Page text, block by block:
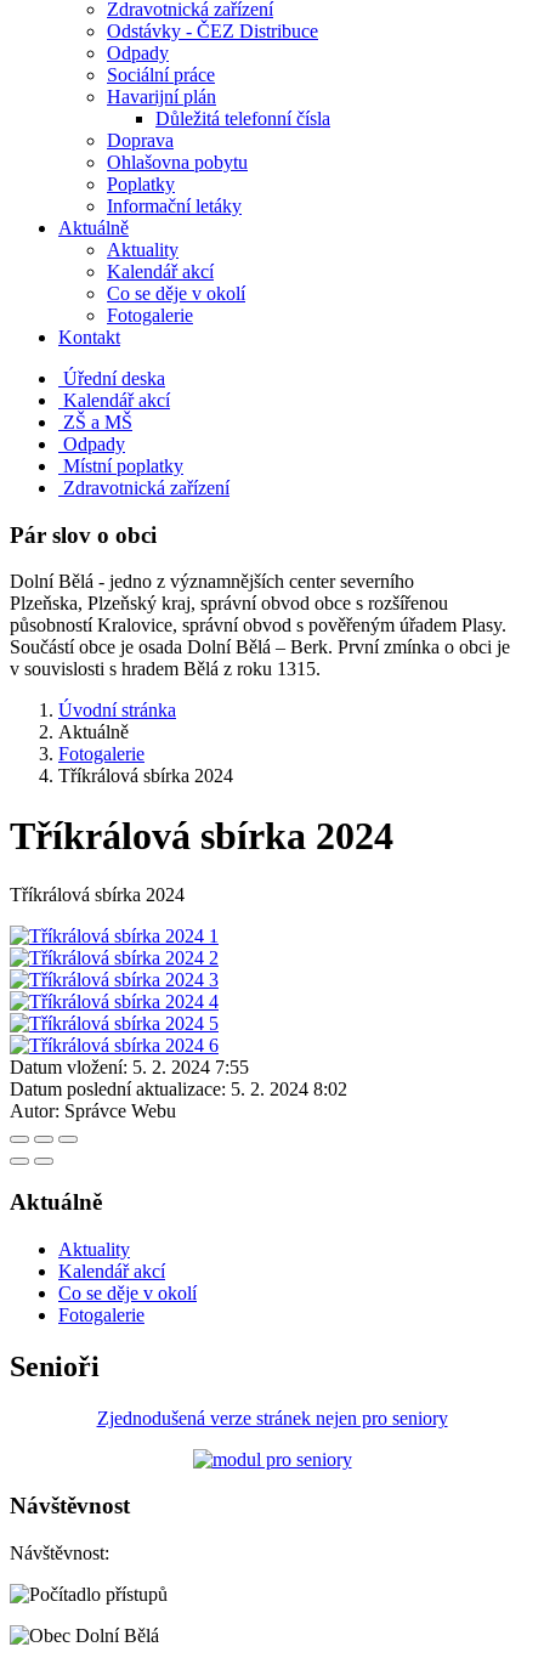
Zdravotnická zařízení
Odstávky - ČEZ Distribuce
Odpady
Sociální práce
Havarijní plán
Důležitá telefonní čísla
Doprava
Ohlašovna pobytu
Poplatky
Informační letáky
Aktuálně
Aktuality
Kalendář akcí
Co se děje v okolí
Fotogalerie
Kontakt
Úřední deska
Kalendář akcí
ZŠ a MŠ
Odpady
Místní poplatky
Zdravotnická zařízení
Pár slov o obci
Dolní Bělá - jedno z významnějších center severního
Plzeňska, Plzeňský kraj, správní obvod obce s rozšířenou
působností Kralovice, správní obvod s pověřeným úřadem Plasy.
Součástí obce je osada Dolní Bělá – Berk. První zmínka o obci je
v souvislosti s hradem Bělá z roku 1315.
Úvodní stránka
Aktuálně
Fotogalerie
Tříkrálová sbírka 2024
Tříkrálová sbírka 2024
Tříkrálová sbírka 2024
Datum vložení: 5. 2. 2024 7:55
Datum poslední aktualizace: 5. 2. 2024 8:02
Autor: Správce Webu
Aktuálně
Aktuality
Kalendář akcí
Co se děje v okolí
Fotogalerie
Senioři
Zjednodušená verze stránek nejen pro seniory
Návštěvnost
Návštěvnost: